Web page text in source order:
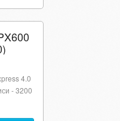
4.0
- 3200